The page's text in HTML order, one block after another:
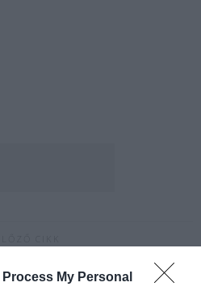
Process My Personal
EGY PÁR TÜSTÉNKEDIK,
MÉG SEHOL